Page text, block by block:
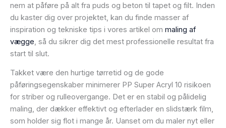
nem at påføre på alt fra puds og beton til tapet og filt. Inden
du kaster dig over projektet, kan du finde masser af
inspiration og tekniske tips i vores artikel om maling af
vægge, så du sikrer dig det mest professionelle resultat fra
start til slut.
Takket være den hurtige tørretid og de gode
påføringsegenskaber minimerer PP Super Acryl 10 risikoen
for striber og rulleovergange. Det er en stabil og pålidelig
maling, der dækker effektivt og efterlader en slidstærk film,
som holder sig flot i mange år. Uanset om du maler nyt eller